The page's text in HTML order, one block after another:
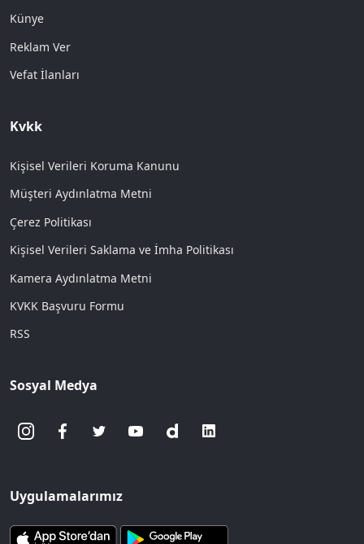
Künye
Reklam Ver
Vefat İlanları
Kvkk
Kişisel Verileri Koruma Kanunu
Müşteri Aydınlatma Metni
Çerez Politikası
Kişisel Verileri Saklama ve İmha Politikası
Kamera Aydınlatma Metni
KVKK Başvuru Formu
RSS
Sosyal Medya
Uygulamalarımız